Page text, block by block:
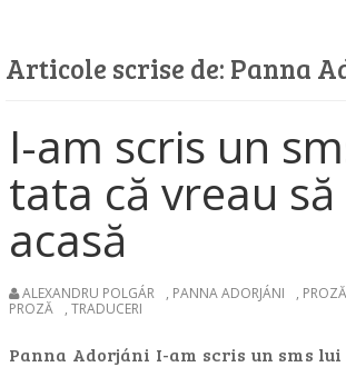
Articole scrise de: Panna
I-am scris un
tata că vreau
acasă
ALEXANDRU POLGÁR , PANNA ADORJÁNI , PROZĂ
PROZĂ
, TRADUCERI
Panna Adorjáni I-am scris un sms